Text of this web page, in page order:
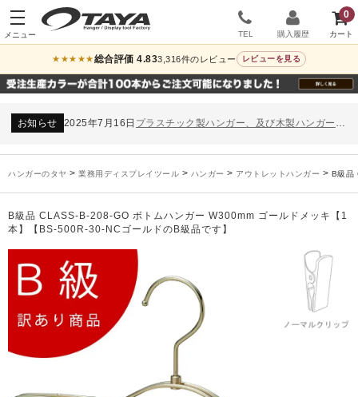
0
TEL 購入履歴
★★★★★総合評価 4.833,316件のレビュー レビューを見る
お知らせ 2024年12月12日年末年始休業のお知らせ
お知らせ
2026年3月7日
スチール製ハンガー、およびディスプレイスタンド価格改定のお知らせ
お知らせ
2025年3月14日 木製ハンガーNシリーズ価格改定のお知らせ
お知らせ
2025年3月14日木製ハンガーNシリーズ価格改定のお知らせ
未分類 2024年12月19日
お知らせ
2024年12月12日
ハンガーのタヤ > 業務用ディスプレイツール > ハンガー > アウトレットハンガー > B級品
B級品 CLASS-B-208-GO ボトムハンガー W300mm ゴールドメッキ【1
本】【BS-500R-30-NCゴールドのB級品です】